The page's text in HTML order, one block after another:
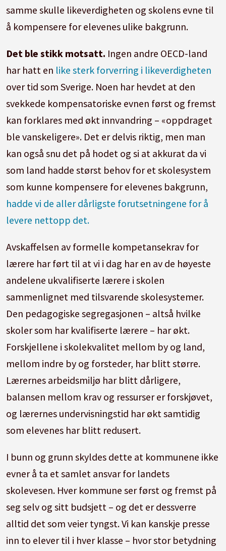
samme skulle likeverdigheten og skolens evne til
å kompensere for elevenes ulike bakgrunn.
Det ble stikk motsatt. Ingen andre OECD-land
har hatt en like sterk forverring i likeverdigheten
over tid som Sverige. Noen har hevdet at den
svekkede kompensatoriske evnen først og fremst
kan forklares med økt innvandring – «oppdraget
ble vanskeligere». Det er delvis riktig, men man
kan også snu det på hodet og si at akkurat da vi
som land hadde størst behov for et skolesystem
som kunne kompensere for elevenes bakgrunn,
hadde vi de aller dårligste forutsetningene for å
levere nettopp det.
Avskaffelsen av formelle kompetansekrav for
lærere har ført til at vi i dag har en av de høyeste
andelene ukvalifiserte lærere i skolen
sammenlignet med tilsvarende skolesystemer.
Den pedagogiske segregasjonen – altså hvilke
skoler som har kvalifiserte lærere – har økt.
Forskjellene i skolekvalitet mellom by og land,
mellom indre by og forsteder, har blitt større.
Lærernes arbeidsmiljø har blitt dårligere,
balansen mellom krav og ressurser er forskjøvet,
og lærernes undervisningstid har økt samtidig
som elevenes har blitt redusert.
I bunn og grunn skyldes dette at kommunene ikke
evner å ta et samlet ansvar for landets
skolevesen. Hver kommune ser først og fremst på
seg selv og sitt budsjett – og det er dessverre
alltid det som veier tyngst. Vi kan kanskje presse
inn to elever til i hver klasse – hvor stor betydning